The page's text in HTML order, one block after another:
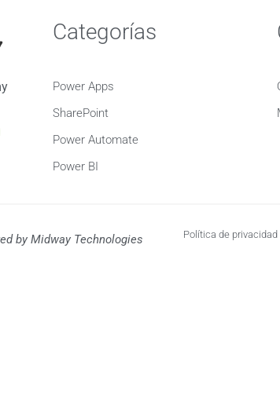
Categorías
Power Apps
SharePoint
Power Automate
Power BI
by Midway Technologies Política de privacidad